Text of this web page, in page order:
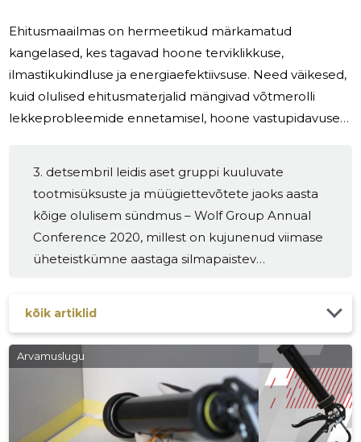
Ehitusmaailmas on hermeetikud märkamatud
kangelased, kes tagavad hoone terviklikkuse,
ilmastikukindluse ja energiaefektiivsuse. Need väikesed,
kuid olulised ehitusmaterjalid mängivad võtmerolli
lekkeprobleemide ennetamisel, hoone vastupidavuse
kahjulikud nii omanikele kui ka keskkonnale.
Hermeetikud täidavad olulist ülesannet, tihendades
liitekohad ja vuugid ning takistades vee, õhu ja niiskuse
sissetungi. See ennetab lekkimise ja hallituse teket ning
pikendab hoone eluiga. Ehitusmaailmas on
3. detsembril leidis aset gruppi kuuluvate
tootmisüksuste ja müügiettevõtete jaoks aasta
kõige olulisem sündmus – Wolf Group Annual
Conference 2020, millest on kujunenud viimase
üheteistkümne aastaga silmapaistev
kõik artiklid
Arvamuslugu